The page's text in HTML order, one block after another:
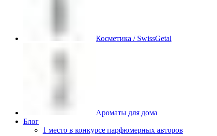
Косметика / SwissGetal
Ароматы для дома
Блог
1 место в конкурсе парфюмерных авторов